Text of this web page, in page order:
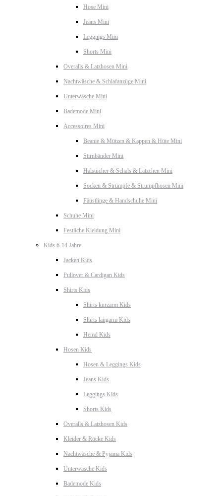
Hose Mini
Jeans Mini
Leggings Mini
Shorts Mini
Overalls & Latzhosen Mini
Nachtwäsche & Schlafanzüge Mini
Unterwäsche Mini
Bademode Mini
Accessoires Mini
Beanie & Mützen & Kappen & Hüte Mini
Stirnbänder Mini
Halstücher & Schals & Lätzchen Mini
Socken & Strümpfe & Strumpfhosen Mini
Fäustlinge & Handschuhe Mini
Schuhe Mini
Festliche Kleidung Mini
Kids 6-14 Jahre
Jacken Kids
Pullover & Cardigan Kids
Shirts Kids
Shirts kurzarm Kids
Shirts langarm Kids
Hemd Kids
Hosen Kids
Hosen & Leggings Kids
Jeans Kids
Leggings Kids
Shorts Kids
Overalls & Latzhosen Kids
Kleider & Röcke Kids
Nachtwäsche & Pyjama Kids
Unterwäsche Kids
Bademode Kids